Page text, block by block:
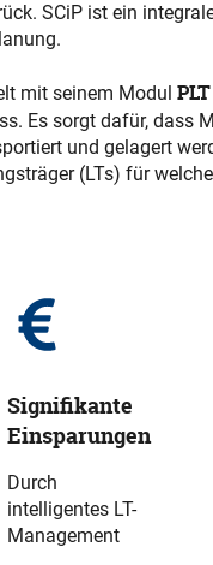
SCiP ist ein
mit seinem Modul
Es sorgt dafür, dass
und gelagert
(LTs) für
Signifikante
Einsparungen
Durch
intelligentes LT-
Management